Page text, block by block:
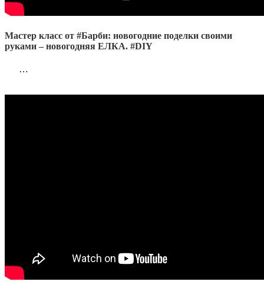
Мастер класс от #Барби: новогодние поделки своими
руками – новогодняя ЕЛКА. #DIY
…